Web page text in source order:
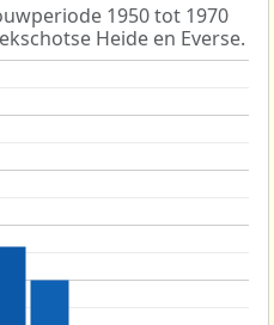
1950 tot 1970
Heide en Everse.